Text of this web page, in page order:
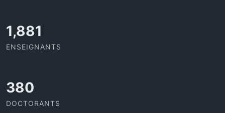
1,995
ENSEIGNANTS
403
DOCTORANTS